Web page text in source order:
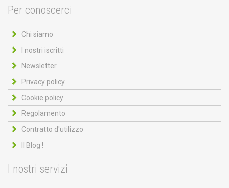
Per conoscerci
Chi siamo
I nostri iscritti
Newsletter
Privacy policy
Cookie policy
Regolamento
Contratto d'utilizzo
Il Blog !
I nostri servizi